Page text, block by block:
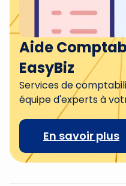
Aide
EasyBiz
Services de
équipe d'experts à
En savoir plus